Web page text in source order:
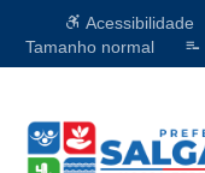
Acessibilidade
Tamanho normal